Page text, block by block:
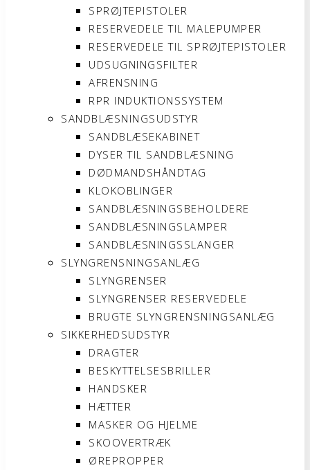
SPRØJTEPISTOLER
RESERVEDELE TIL MALEPUMPER
RESERVEDELE TIL SPRØJTEPISTOLER
UDSUGNINGSFILTER
AFRENSNING
RPR INDUKTIONSSYSTEM
SANDBLÆSNINGSUDSTYR
SANDBLÆSEKABINET
DYSER TIL SANDBLÆSNING
DØDMANDSHÅNDTAG
KLOKOBLINGER
SANDBLÆSNINGSBEHOLDERE
SANDBLÆSNINGSLAMPER
SANDBLÆSNINGSSLANGER
SLYNGRENSNINGSANLÆG
SLYNGRENSER
SLYNGRENSER RESERVEDELE
BRUGTE SLYNGRENSNINGSANLÆG
SIKKERHEDSUDSTYR
DRAGTER
BESKYTTELSESBRILLER
HANDSKER
HÆTTER
MASKER OG HJELME
SKOOVERTRÆK
ØREPROPPER